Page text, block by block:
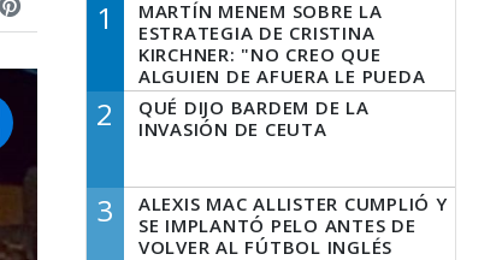
1
MARTÍN MENEM SOBRE LA
ESTRATEGIA DE CRISTINA
KIRCHNER: "NO CREO QUE
ALGUIEN DE AFUERA LE PUEDA
DECIR A LA JUSTICIA LO QUE
TIENE QUE HACER"
2
QUÉ DIJO BARDEM DE LA
INVASIÓN DE CEUTA
3
ALEXIS MAC ALLISTER CUMPLIÓ Y
SE IMPLANTÓ PELO ANTES DE
VOLVER AL FÚTBOL INGLÉS